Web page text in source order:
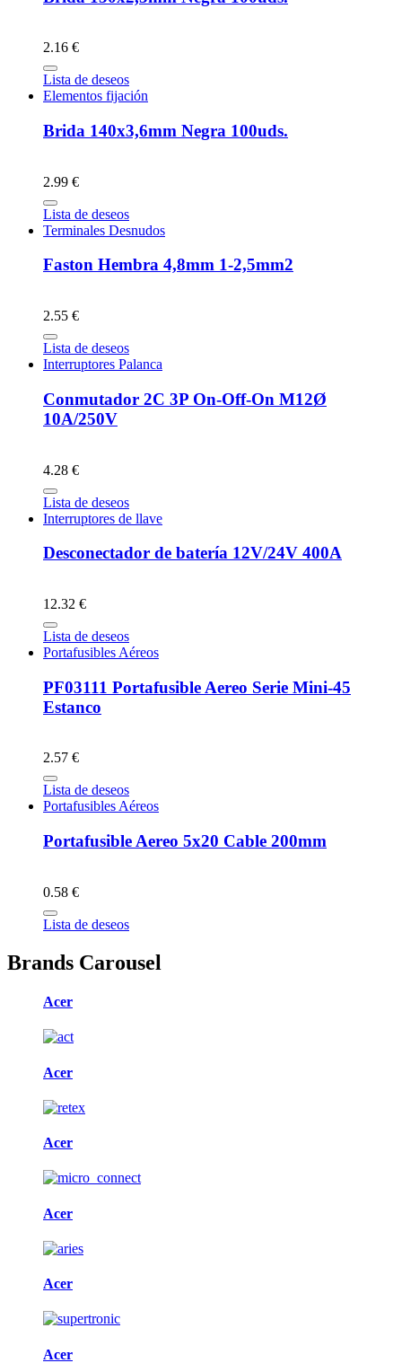
2.16 €
Lista de deseos
Elementos fijación
Brida 140x3,6mm Negra 100uds.
2.99 €
Lista de deseos
Terminales Desnudos
Faston Hembra 4,8mm 1-2,5mm2
2.55 €
Lista de deseos
Interruptores Palanca
Conmutador 2C 3P On-Off-On M12Ø
10A/250V
4.28 €
Lista de deseos
Interruptores de llave
Desconectador de batería 12V/24V 400A
12.32 €
Lista de deseos
Portafusibles Aéreos
PF03111 Portafusible Aereo Serie Mini-45
Estanco
2.57 €
Lista de deseos
Portafusibles Aéreos
Portafusible Aereo 5x20 Cable 200mm
0.58 €
Lista de deseos
Brands Carousel
Acer
Acer
Acer
Acer
Acer
Acer